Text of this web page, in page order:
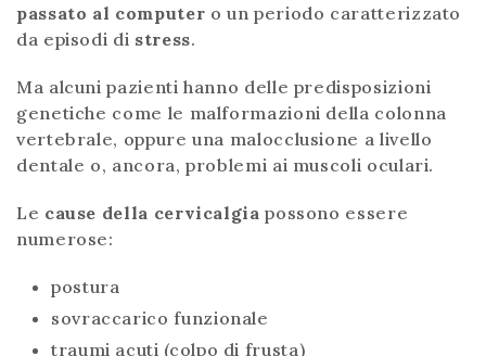
passato al computer o un periodo caratterizzato
da episodi di stress.
Ma alcuni pazienti hanno delle predisposizioni
genetiche come le malformazioni della colonna
vertebrale, oppure una malocclusione a livello
dentale o, ancora, problemi ai muscoli oculari.
Le cause della cervicalgia possono essere
numerose:
postura
sovraccarico funzionale
traumi acuti (colpo di frusta)